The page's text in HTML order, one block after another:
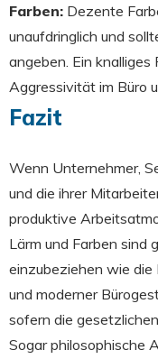
Farben: Dezente
unaufdringlich und
angeben. Ein
Aggressivität im Büro
Fazit
Wenn Unternehmer,
und die ihrer
produktive
Lärm und Farben sind
einzubeziehen wie
und moderner
sofern die
Sogar philosophische